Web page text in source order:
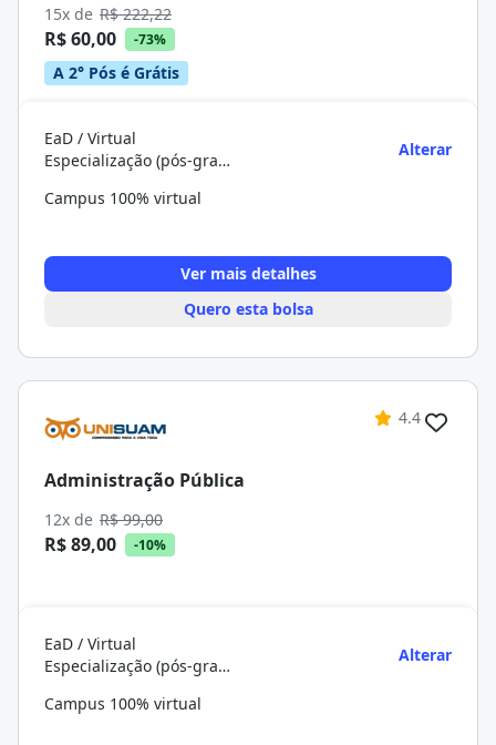
15x de R$ 222,22
R$ 60,00 -73%
A 2° Pós é Grátis
EaD / Virtual
Especialização (pós-graduação)
Alterar
Campus 100% virtual
Ver mais detalhes
Quero esta bolsa
4.4
Administração Pública
12x de R$ 99,00
R$ 89,00 -10%
EaD / Virtual
Especialização (pós-graduação)
Alterar
Campus 100% virtual